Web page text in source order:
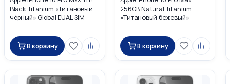
Black Titanium «Титановый
чёрный» Global DUAL SIM
В корзину
256GB Natural Titanium
«Tитановый бежевый»
SIM
В корзину